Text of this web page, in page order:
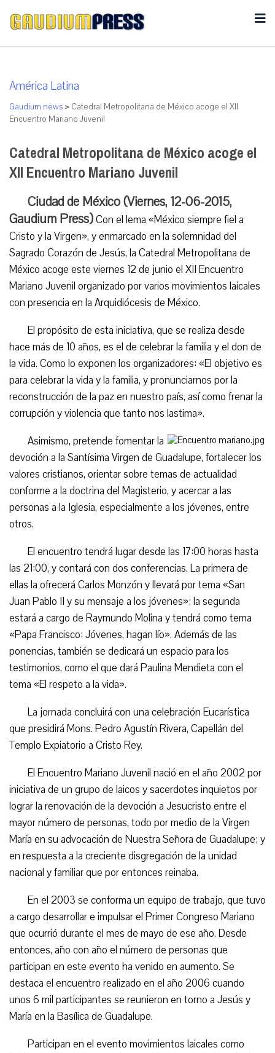
América Latina
Gaudium news > Catedral Metropolitana de México acoge el XII
Encuentro Mariano Juvenil
Catedral Metropolitana de México acoge el
XII Encuentro Mariano Juvenil
Ciudad de México (Viernes, 12-06-2015,
Gaudium Press)Con el lema «México siempre fiel a
Cristo y la Virgen», y enmarcado en la solemnidad del
Sagrado Corazón de Jesús, la Catedral Metropolitana de
México acoge este viernes 12 de junio el XII Encuentro
Mariano Juvenil organizado por varios movimientos laicales
con presencia en la Arquidiócesis de México.
El propósito de esta iniciativa, que se realiza desde
hace más de 10 años, es el de celebrar la familia y el don de
la vida. Como lo exponen los organizadores: «El objetivo es
para celebrar la vida y la familia, y pronunciarnos por la
reconstrucción de la paz en nuestro país, así como frenar la
corrupción y violencia que tanto nos lastima».
Asimismo, pretende fomentar la
devoción a la Santísima Virgen de Guadalupe, fortalecer los
valores cristianos, orientar sobre temas de actualidad
conforme a la doctrina del Magisterio, y acercar a las
personas a la Iglesia, especialmente a los jóvenes, entre
otros.
El encuentro tendrá lugar desde las 17:00 horas hasta
las 21:00, y contará con dos conferencias. La primera de
ellas la ofrecerá Carlos Monzón y llevará por tema «San
Juan Pablo II y su mensaje a los jóvenes»; la segunda
estará a cargo de Raymundo Molina y tendrá como tema
«Papa Francisco: Jóvenes, hagan lío». Además de las
ponencias, también se dedicará un espacio para los
testimonios, como el que dará Paulina Mendieta con el
tema «El respeto a la vida».
La jornada concluirá con una celebración Eucarística
que presidirá Mons. Pedro Agustín Rivera, Capellán del
Templo Expiatorio a Cristo Rey.
El Encuentro Mariano Juvenil nació en el año 2002 por
iniciativa de un grupo de laicos y sacerdotes inquietos por
lograr la renovación de la devoción a Jesucristo entre el
mayor número de personas, todo por medio de la Virgen
María en su advocación de Nuestra Señora de Guadalupe; y
en respuesta a la creciente disgregación de la unidad
nacional y familiar que por entonces reinaba.
En el 2003 se conforma un equipo de trabajo, que tuvo
a cargo desarrollar e impulsar el Primer Congreso Mariano
que ocurrió durante el mes de mayo de ese año. Desde
entonces, año con año el número de personas que
participan en este evento ha venido en aumento. Se
destaca el encuentro realizado en el año 2006 cuando
unos 6 mil participantes se reunieron en torno a Jesús y
María en la Basílica de Guadalupe.
Participan en el evento movimientos laicales como